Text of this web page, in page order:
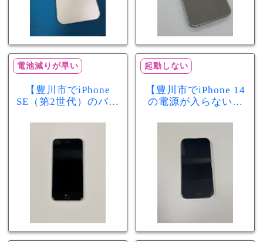
電池減りが早い
【豊川市でiPhone
SE（第2世代）のバッ
スマ豊川店】電池の
減りが早い症状も当
起動しない
【豊川市でiPhone 14
の電源が入らない修
店】バッテリー交換
で復旧するケースも
あります！